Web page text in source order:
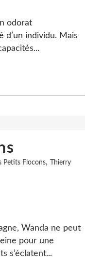
odorat
d’un individu. Mais
Petits Flocons,
Thierry
Wanda ne peut
pour une
s’éclatent...